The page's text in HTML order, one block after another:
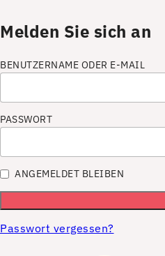
Melden Sie sich an
BENUTZERNAME ODER E-MAIL
PASSWORT
ANGEMELDET BLEIBEN
Passwort vergessen?